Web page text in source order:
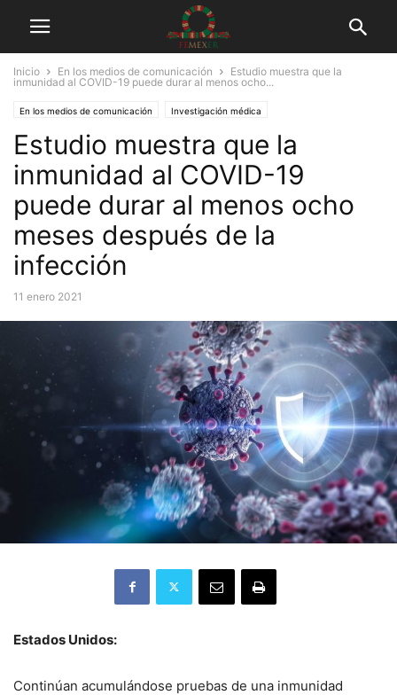
Inicio En los medios de comunicación
Estudio muestra que la
inmunidad al COVID-19 puede durar al menos ocho...
En los medios de comunicación Investigación médica
Estudio muestra que la
inmunidad al COVID-19
puede durar al menos ocho
meses después de la
infección
11 enero 2021
Estados Unidos:
Continúan acumulándose pruebas de una inmunidad